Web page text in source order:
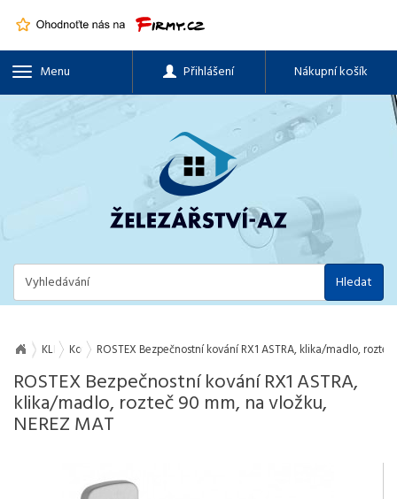
Menu Přihlášení Nákupní košík
Hledat
KLIKY, OKENNÍ A DVEŘNÍ KOVÁNÍ, PANTY
Kování dveřní
ROSTEX Bezpečnostní kování RX1 ASTRA, klika/madlo,
ROSTEX Bezpečnostní kování RX1 ASTRA,
klika/madlo, rozteč 90 mm, na vložku,
NEREZ MAT